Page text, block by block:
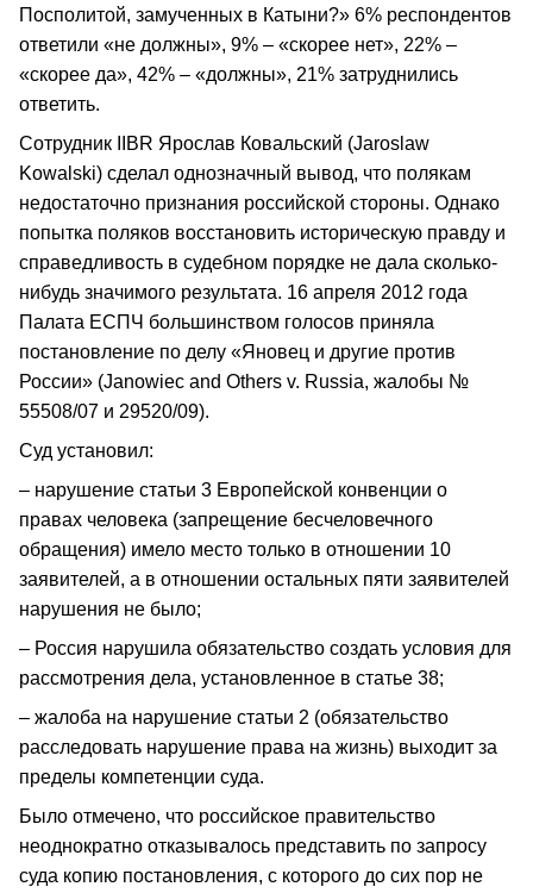
Посполитой, замученных в Катыни?» 6% респондентов
ответили «не должны», 9% – «скорее нет», 22% –
«скорее да», 42% – «должны», 21% затруднились
ответить.
Сотрудник IIBR Ярослав Ковальский (Jaroslaw
Kowalski) сделал однозначный вывод, что полякам
недостаточно признания российской стороны. Однако
попытка поляков восстановить историческую правду и
справедливость в судебном порядке не дала сколько-
нибудь значимого результата. 16 апреля 2012 года
Палата ЕСПЧ большинством голосов приняла
постановление по делу «Яновец и другие против
России» (Janowiec and Others v. Russia, жалобы №
55508/07 и 29520/09).
Суд установил:
– нарушение статьи 3 Европейской конвенции о
правах человека (запрещение бесчеловечного
обращения) имело место только в отношении 10
заявителей, а в отношении остальных пяти заявителей
нарушения не было;
– Россия нарушила обязательство создать условия для
рассмотрения дела, установленное в статье 38;
– жалоба на нарушение статьи 2 (обязательство
расследовать нарушение права на жизнь) выходит за
пределы компетенции суда.
Было отмечено, что российское правительство
неоднократно отказывалось представить по запросу
суда копию постановления, с которого до сих пор не